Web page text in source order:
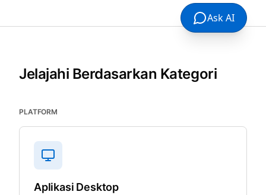
Jelajahi Berdasarkan Kategori
PLATFORM
Aplikasi Desktop
Ask AI